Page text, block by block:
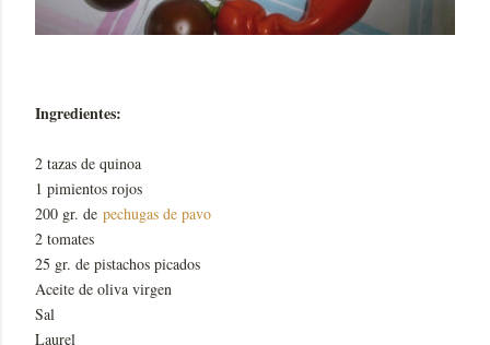
Ingredientes:
2 tazas de quinoa
1 pimientos rojos
200 gr. de pechugas de pavo
2 tomates
25 gr. de pistachos picados
Aceite de oliva virgen
Sal
Laurel